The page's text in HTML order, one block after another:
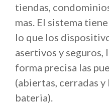
tiendas,
mas. El sistema
lo que los
asertivos y seguros,
forma precisa las
(abiertas, cerradas
bateria).